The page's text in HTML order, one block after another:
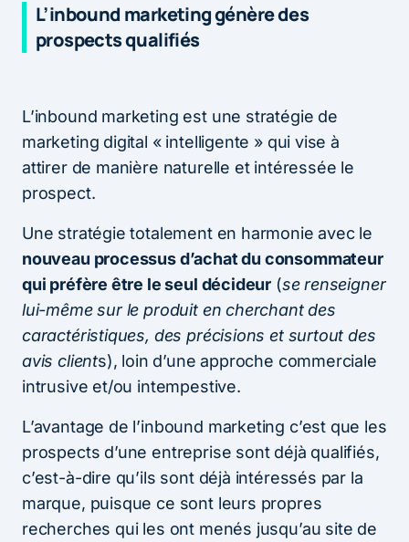
L’inbound marketing génère des
prospects qualifiés
L’inbound marketing est une stratégie de
marketing digital « intelligente » qui vise à
attirer de manière naturelle et intéressée le
prospect.
Une stratégie totalement en harmonie avec le
nouveau processus d’achat du consommateur
qui préfère être le seul décideur (se renseigner
lui-même sur le produit en cherchant des
caractéristiques, des précisions et surtout des
avis clients), loin d’une approche commerciale
intrusive et/ou intempestive.
L’avantage de l’inbound marketing c’est que les
prospects d’une entreprise sont déjà qualifiés,
c’est-à-dire qu’ils sont déjà intéressés par la
marque, puisque ce sont leurs propres
recherches qui les ont menés jusqu’au site de